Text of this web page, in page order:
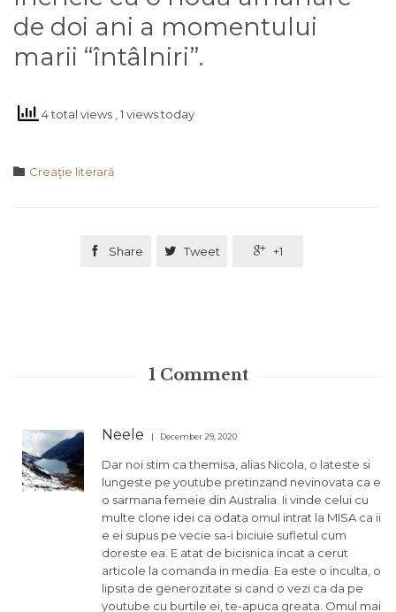
de doi ani a momentului
marii “întâlniri”.
4 total views , 1 views today
 Category
Creaţie literară
 Share  Tweet  +1
1 Comment
Neele December 29, 2020
Dar noi stim ca themisa, alias Nicola, o lateste si
lungeste pe youtube pretinzand nevinovata ca e
o sarmana femeie din Australia. Ii vinde celui cu
multe clone idei ca odata omul intrat la MISA ca ii
e ei supus pe vecie sa-i biciuie sufletul cum
doreste ea. E atat de bicisnica incat a cerut
articole la comanda in media. Ea este o inculta, o
lipsita de generozitate si cand o vezi ca da pe
youtube cu burtile ei, te-apuca greata. Omul mai